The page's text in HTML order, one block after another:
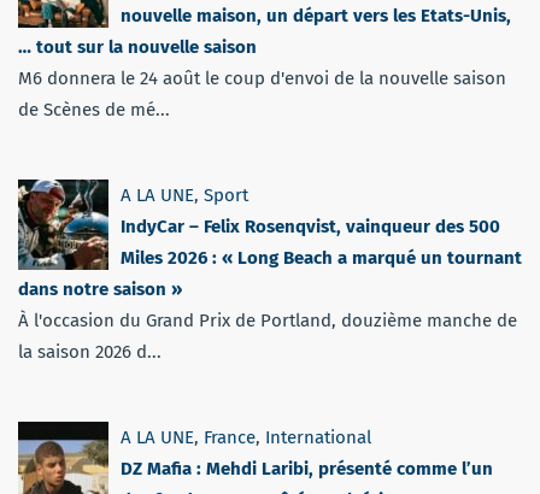
nouvelle maison, un départ vers les Etats-Unis,
… tout sur la nouvelle saison
M6 donnera le 24 août le coup d'envoi de la nouvelle saison
de Scènes de mé...
A LA UNE, Sport
IndyCar – Felix Rosenqvist, vainqueur des 500
Miles 2026 : « Long Beach a marqué un tournant
dans notre saison »
À l'occasion du Grand Prix de Portland, douzième manche de
la saison 2026 d...
A LA UNE, France, International
DZ Mafia : Mehdi Laribi, présenté comme l’un